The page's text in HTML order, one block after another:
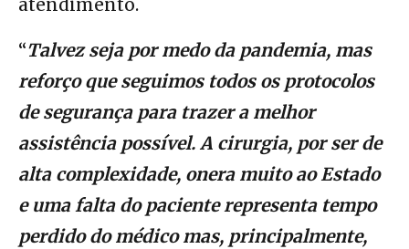
atendimento.
“Talvez seja por medo da pandemia, mas
reforço que seguimos todos os protocolos
de segurança para trazer a melhor
assistência possível. A cirurgia, por ser de
alta complexidade, onera muito ao Estado
e uma falta do paciente representa tempo
perdido do médico mas, principalmente,